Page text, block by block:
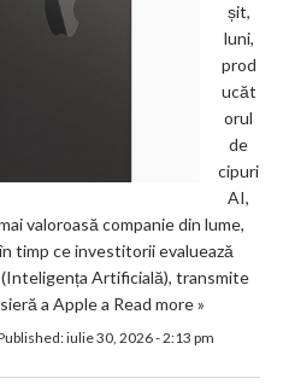
șit,
luni,
prod
ucăt
orul
de
cipuri
AI,
valoroasă companie din lume,
timp ce investitorii evaluează
Artificială), transmite
a Apple a Read more »
iulie 30, 2026 - 2:13 pm